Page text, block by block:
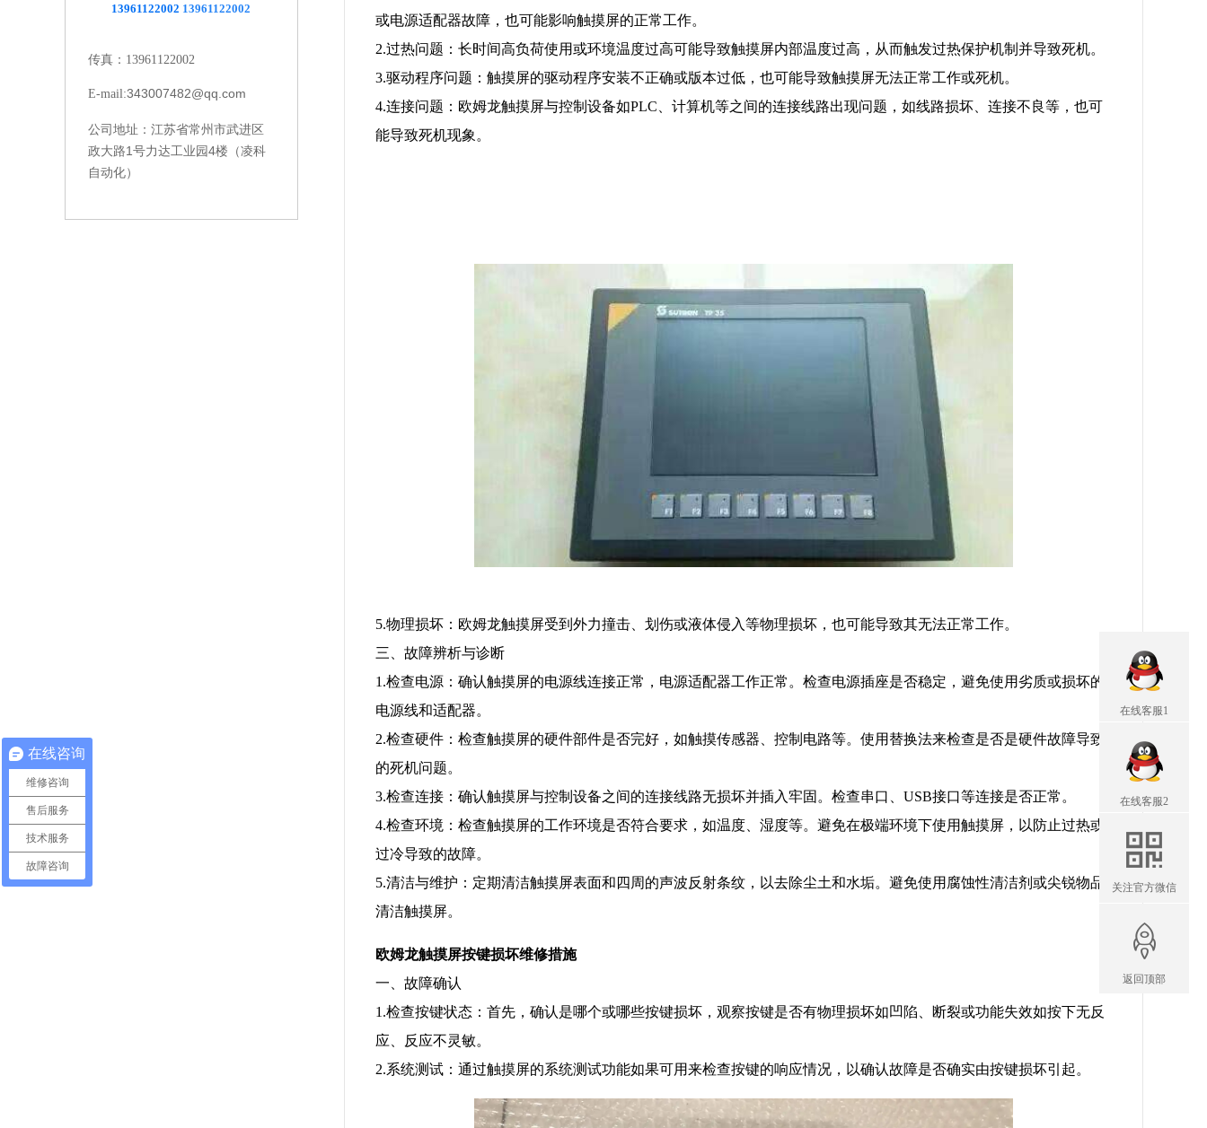
13961122002 13961122002
传真：13961122002
E-mail:343007482@qq.com
公司地址： 江苏省常州市武进区
政大路1号力达工业园4楼（凌科
自动化）
或电源适配器故障，也可能影响触摸屏的正常工作。
2.过热问题：长时间高负荷使用或环境温度过高可能导致触摸屏内部温度过高，从而触发过热保护机制并导致死机。
3.驱动程序问题：触摸屏的驱动程序安装不正确或版本过低，也可能导致触摸屏无法正常工作或死机。
4.连接问题：欧姆龙触摸屏与控制设备如PLC、计算机等之间的连接线路出现问题，如线路损坏、连接不良等，也可
能导致死机现象。
5.物理损坏：欧姆龙触摸屏受到外力撞击、划伤或液体侵入等物理损坏，也可能导致其无法正常工作。
三、故障辨析与诊断
1.检查电源：确认触摸屏的电源线连接正常，电源适配器工作正常。检查电源插座是否稳定，避免使用劣质或损坏的
电源线和适配器。
2.检查硬件：检查触摸屏的硬件部件是否完好，如触摸传感器、控制电路等。使用替换法来检查是否是硬件故障导致
的死机问题。
3.检查连接：确认触摸屏与控制设备之间的连接线路无损坏并插入牢固。检查串口、USB接口等连接是否正常。
4.检查环境：检查触摸屏的工作环境是否符合要求，如温度、湿度等。避免在极端环境下使用触摸屏，以防止过热或
过冷导致的故障。
5.清洁与维护：定期清洁触摸屏表面和四周的声波反射条纹，以去除尘土和水垢。避免使用腐蚀性清洁剂或尖锐物品
清洁触摸屏。
欧姆龙触摸屏按键损坏维修措施
一、故障确认
1.检查按键状态：首先，确认是哪个或哪些按键损坏，观察按键是否有物理损坏如凹陷、断裂或功能失效如按下无反
应、反应不灵敏。
2.系统测试：通过触摸屏的系统测试功能如果可用来检查按键的响应情况，以确认故障是否确实由按键损坏引起。
在线客服1
在线客服2
关注官方微信
返回顶部
在线咨询
维修咨询
售后服务
技术服务
故障咨询